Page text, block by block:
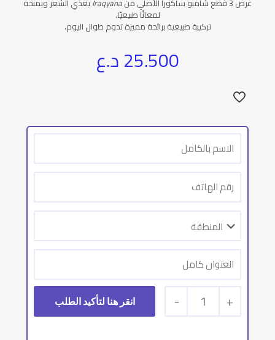
لمعانًا طبيعيًا.
تركيبة طبيعية برائحة مميزة تدوم طوال اليوم.
25.500د.ع
+
1
-